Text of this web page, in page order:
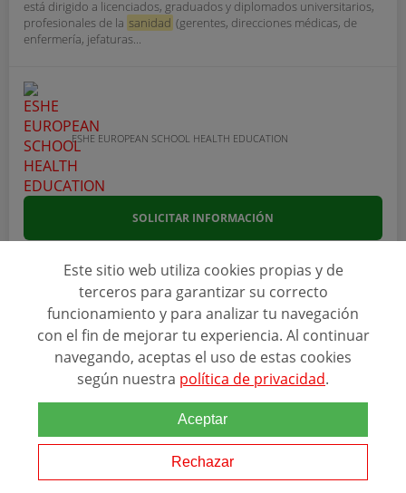
está dirigido a licenciados, graduados y diplomados universitarios,
profesionales de la sanidad (gerentes, direcciones médicas, de
enfermería, jefaturas...
ESHE EUROPEAN SCHOOL HEALTH EDUCATION
SOLICITAR INFORMACIÓN
Este sitio web utiliza cookies propias y de
terceros para garantizar su correcto
funcionamiento y para analizar tu navegación
con el fin de mejorar tu experiencia. Al continuar
navegando, aceptas el uso de estas cookies
según nuestra política de privacidad.
Aceptar
Rechazar